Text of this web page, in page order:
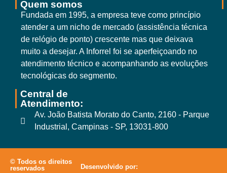
Quem somos
Fundada em 1995, a empresa teve como princípio
atender a um nicho de mercado (assistência técnica
de relógio de ponto) crescente mas que deixava
muito a desejar. A Inforrel foi se aperfeiçoando no
atendimento técnico e acompanhando as evoluções
tecnológicas do segmento.
Central de
Atendimento:
Av. João Batista Morato do Canto, 2160 - Parque
Industrial, Campinas - SP, 13031-800
Desenvolvido por:
© Todos os direitos
reservados